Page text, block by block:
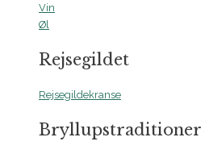
Vin
Øl
Rejsegildet
Rejsegildekranse
Bryllupstraditioner